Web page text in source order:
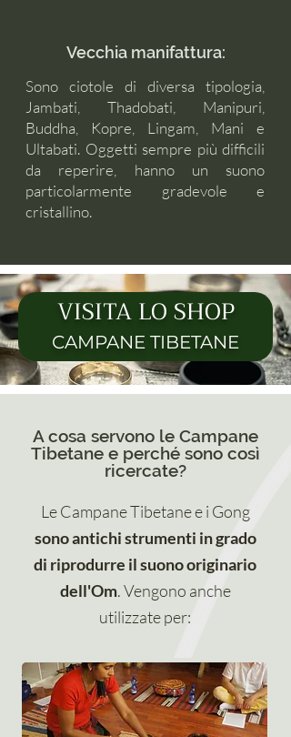
Vecchia manifattura:
Sono ciotole di diversa tipologia,
Jambati, Thadobati, Manipuri,
Buddha, Kopre, Lingam, Mani e
Ultabati. Oggetti sempre più difficili
da reperire, hanno un suono
particolarmente gradevole e
cristallino.
VISITA LO SHOP
CAMPANE TIBETANE
A cosa servono le Campane
Tibetane e perché sono così
ricercate?
Le Campane Tibetane e i Gong
sono antichi strumenti in grado
di riprodurre il suono originario
dell'Om. Vengono anche
utilizzate per: